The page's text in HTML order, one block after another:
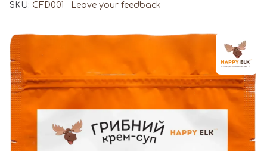
SKU: CFD001 Leave your feedback